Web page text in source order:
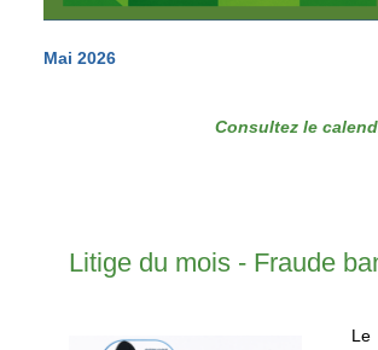
Mai 2026
Consultez le
Litige du mois - Fraude
Le